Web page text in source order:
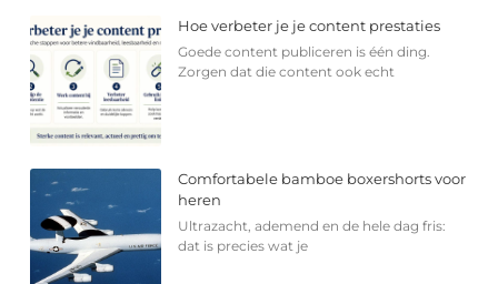
Hoe verbeter je je content prestaties
Goede content publiceren is één ding.
Zorgen dat die content ook echt
Comfortabele bamboe boxershorts voor
heren
Ultrazacht, ademend en de hele dag fris:
dat is precies wat je